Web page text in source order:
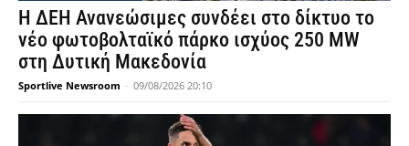
Η ΔΕΗ Ανανεώσιμες συνδέει στο δίκτυο το
νέο φωτοβολταϊκό πάρκο ισχύος 250 MW
στη Δυτική Μακεδονία
Sportlive Newsroom - 09/08/2026 20:10